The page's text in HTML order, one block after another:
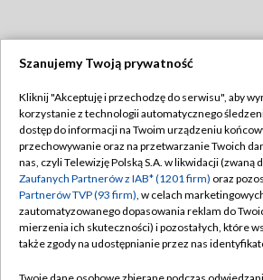
TVP
Abonament TVP
Emisja w TVP
Centrum informacji TVP
Naziemna Telewizja Cyfrowa
Regulamin TVP
Polityka
Moje zgody
Pomoc
Szanujemy Twoją prywatność
Kliknij "Akceptuję i przechodzę do serwisu", aby
korzystanie z technologii automatycznego
dostęp do informacji na Twoim urządzeniu
przechowywanie oraz na przetwarzanie Twoich
nas, czyli Telewizję Polską S.A. w likwidacji (zwaną
Zaufanych Partnerów z IAB* (1201 firm) oraz
Partnerów TVP (93 firm), w celach
zautomatyzowanego dopasowania reklam do
mierzenia ich skuteczności) i pozostałych, które
także zgody na udostępnianie przez nas